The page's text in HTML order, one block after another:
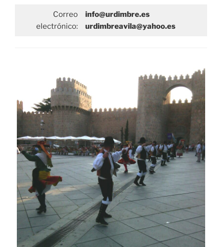
Correo
electrónico:
info@urdimbre.es
urdimbreavila@yahoo.es